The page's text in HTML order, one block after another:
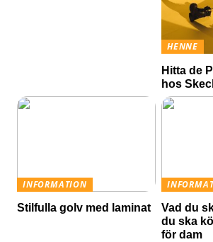
HENNE
Hitta de
hos
INFORMATION
Stilfulla golv med laminat
Vad du
du ska
för dam